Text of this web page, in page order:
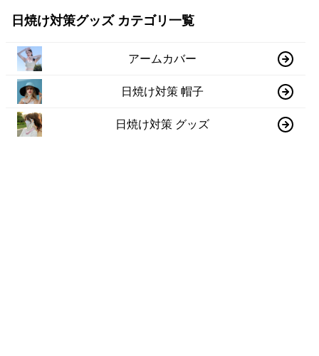
日焼け対策グッズ カテゴリ一覧
アームカバー
日焼け対策 帽子
日焼け対策 グッズ